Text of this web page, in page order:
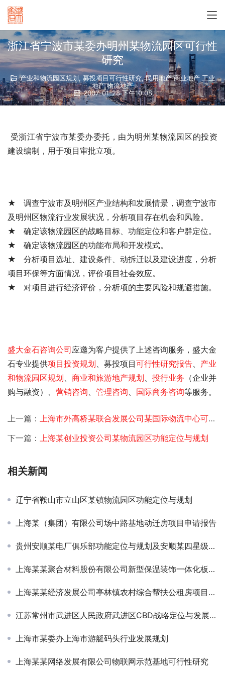
浙江省宁波市某委办明州某物流园区可行性
研究
产业和物流园区规划, 募投项目可行性研究,民用地产 商业地产 工业
地产 物流地产
2007-01-28 下午10:08
受浙江省宁波市某委办委托，由为明州某物流园区的投资
建设编制 ，用于项目审批立项。
★ 调查宁波市及明州区产业结构和发展情景，调查宁波市
及明州区物流行业发展状况，分析项目存在机会和风险。
★ 确定该物流园区的战略目标、功能定位和客户群定位。
★ 确定该物流园区的功能布局和开发模式。
★ 分析项目选址、建设条件、动拆迁以及建设进度，分析
项目环保等方面情况，评价项目社会效应。
★ 对项目进行经济评价，分析项的主要风险和规避措施。
盛大金石咨询公司应邀为客户提供了上述咨询服务，盛大金
石专业提供项目投资规划、募投项目可行性研究报告、 产业
和物流园区规划、 商业和旅游地产规划、 投行业务 （企业并
购与融资）、 营销咨询、 管理咨询、 国际商务咨询等服务。
上一篇： 上海市外高桥某联合发展公司某国际物流中心可行性研究
下一篇： 上海某创业投资公司某物流园区功能定位与规划
相关新闻
辽宁省鞍山市立山区某镇物流园区功能定位与规划
上海某（集团）有限公司场中路基地动迁房项目申请报告
贵州安顺某电厂俱乐部功能定位与规划及安顺某四星级酒店经营诊断与发展规划
上海某某聚合材料股份有限公司新型保温装饰一体化板项目资金申请报告
上海某某经济发展公司亭林镇农村综合帮扶公租房项目建设方案
江苏常州市武进区人民政府武进区CBD战略定位与发展规划
上海市某委办上海市游艇码头行业发展规划
上海某某网络发展有限公司物联网示范基地可行性研究